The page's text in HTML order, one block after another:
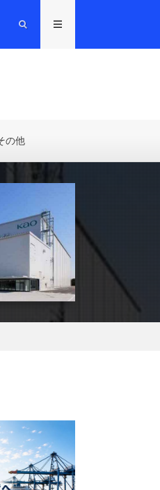
の他